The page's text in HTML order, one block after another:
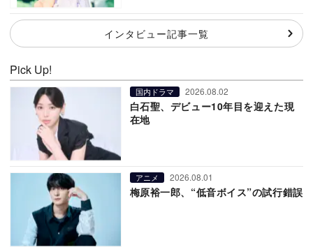
インタビュー記事一覧
Pick Up!
国内ドラマ 2026.08.02
白石聖、デビュー10年目を迎えた現
在地
アニメ 2026.08.01
梅原裕一郎、“低音ボイス”の試行錯誤